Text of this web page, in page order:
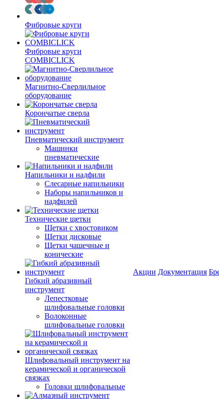
Фибровые круги
Фибровые круги
COMBICLICK
Магнитно-Сверлильное
оборудование
Корончатые сверла
Пневматический инструмент
Машинки
пневматические
Напильники и надфили
Слесарные напильники
Наборы напильников и
надфилей
Технические щетки
Щетки с хвостовиком
Щетки дисковые
Щетки чашечные и
конические
Гибкий абразивный
инструмент
Лепестковые
шлифовальные головки
Волоконные
шлифовальные головки
Шлифовальный инструмент на
керамической и органической
связках
Головки шлифовальные
Акции Документация